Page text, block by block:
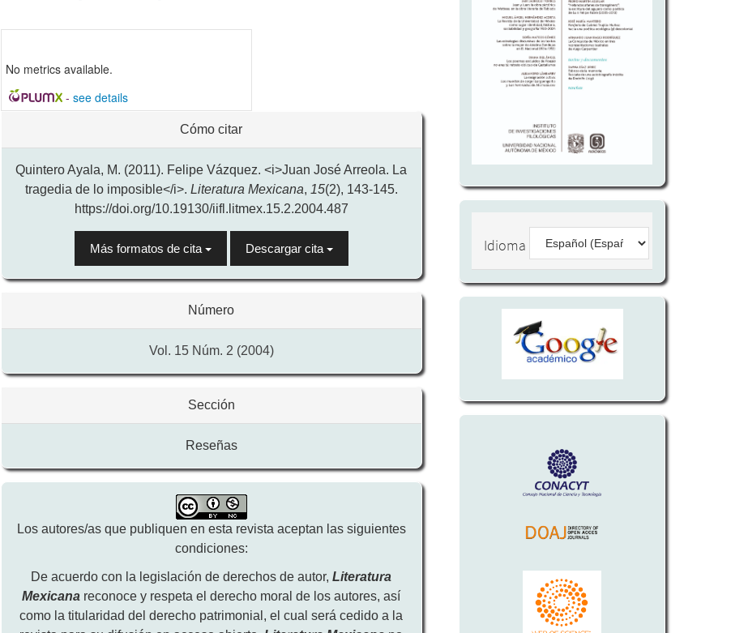
del
No metrics available.
- see details
artículo
Cómo citar
Quintero Ayala, M. (2011). Felipe Vázquez. <i>Juan José Arreola. La
tragedia de lo imposible</i>. Literatura Mexicana, 15(2), 143-145.
https://doi.org/10.19130/iifl.litmex.15.2.2004.487
Más formatos de cita Descargar cita
Número
Vol. 15 Núm. 2 (2004)
Sección
Reseñas
Los autores/as que publiquen en esta revista aceptan las siguientes
condiciones:
De acuerdo con la legislación de derechos de autor,Literatura
Mexicana reconoce y respeta el derecho moral de los autores, así
como la titularidad del derecho patrimonial, el cual será cedido a la
Idioma